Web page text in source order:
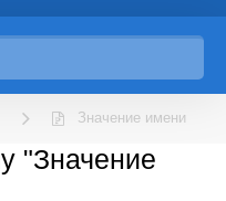
Значение имени
"Значение